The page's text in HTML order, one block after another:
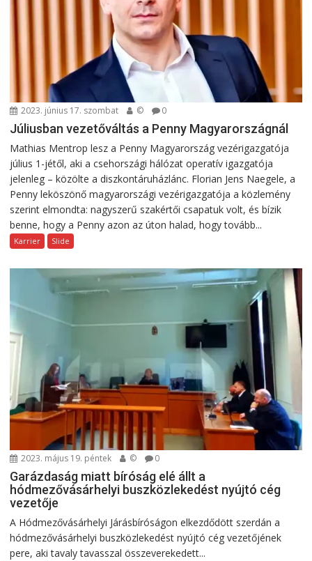
2023. június 17. szombat © 0
Júliusban vezetőváltás a Penny Magyarországnál
Mathias Mentrop lesz a Penny Magyarország vezérigazgatója
július 1-jétől, aki a csehországi hálózat operatív igazgatója
jelenleg – közölte a diszkontáruházlánc. Florian Jens Naegele, a
Penny leköszönő magyarországi vezérigazgatója a közlemény
szerint elmondta: nagyszerű szakértői csapatuk volt, és bízik
benne, hogy a Penny azon az úton halad, hogy tovább...
Karrier Slide
2023. május 19. péntek © 0
Garázdaság miatt bíróság elé állt a
hódmezővásárhelyi buszközlekedést nyújtó cég
vezetője
A Hódmezővásárhelyi Járásbíróságon elkezdődött szerdán a
hódmezővásárhelyi buszközlekedést nyújtó cég vezetőjének
pere, aki tavaly tavasszal összeverekedett...